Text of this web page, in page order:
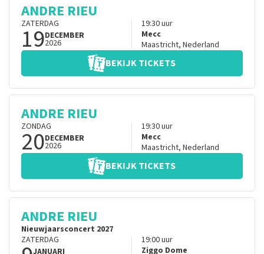
ANDRE RIEU
ZATERDAG
19DECEMBER
2026
19:30uur
Mecc
Maastricht, Nederland
BEKIJK TICKETS
ANDRE RIEU
ZONDAG
20DECEMBER
2026
19:30uur
Mecc
Maastricht, Nederland
BEKIJK TICKETS
ANDRE RIEU
Nieuwjaarsconcert 2027
ZATERDAG
19:00uur
Ziggo Dome